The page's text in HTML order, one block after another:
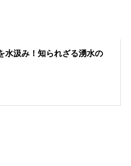
水汲み！知られざる湧水の